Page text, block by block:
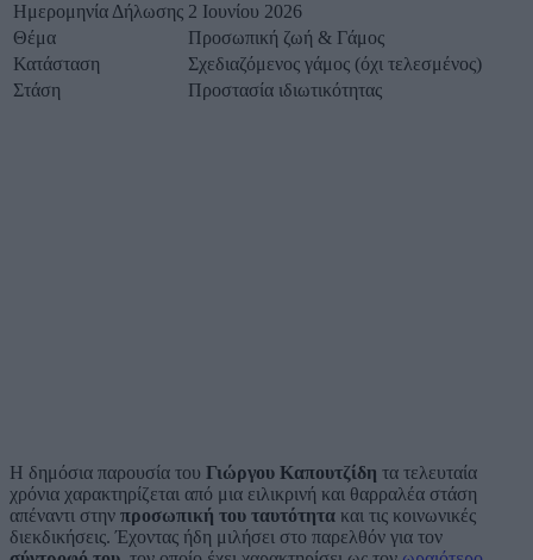
Ημερομηνία Δήλωσης 2 Ιουνίου 2026
Θέμα
Προσωπική ζωή & Γάμος
Κατάσταση
Σχεδιαζόμενος γάμος (όχι τελεσμένος)
Στάση
Προστασία ιδιωτικότητας
Η δημόσια παρουσία του Γιώργου Καπουτζίδη τα τελευταία
χρόνια χαρακτηρίζεται από μια ειλικρινή και θαρραλέα στάση
απέναντι στην προσωπική του ταυτότητα και τις κοινωνικές
διεκδικήσεις. Έχοντας ήδη μιλήσει στο παρελθόν για τον